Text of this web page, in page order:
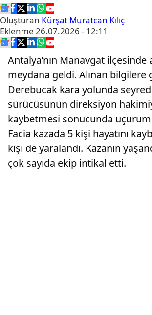
Oluşturan Kürşat Muratcan Kılıç
Eklenme 26.07.2026 - 12:11
Antalya’nın Manavgat ilçesinde
meydana geldi. Alınan bilgilere
Derebucak kara yolunda
sürücüsünün direksiyon
kaybetmesi sonucunda
Facia kazada 5 kişi hayatını
kişi de yaralandı. Kazanın
çok sayıda ekip intikal etti.